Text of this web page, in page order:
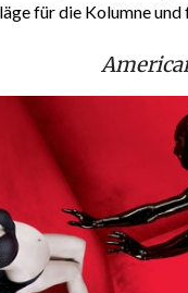
für die Kolumne